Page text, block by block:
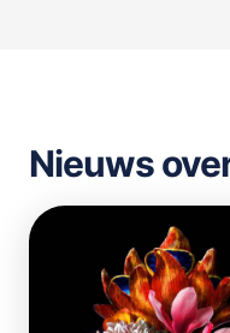
Nieuws